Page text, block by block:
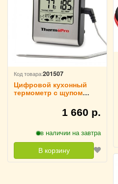
Код товара:201507
Цифровой кухонный
термометр с щупом
1 660 р.
в наличии на завтра
В корзину